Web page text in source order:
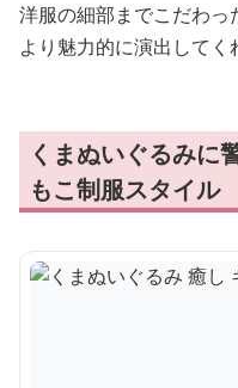
洋服の細部までこだわ
より魅力的に演出してく
くまぬいぐるみに
もこ制服スタイル